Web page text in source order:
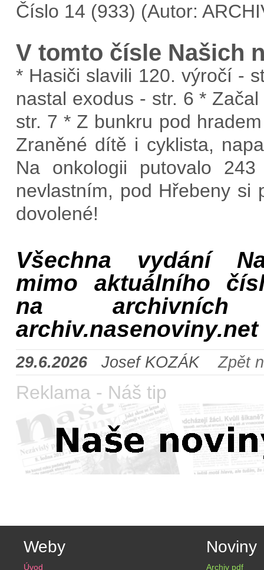
Číslo 14 (933) (Autor:
V tomto čísle Našich
* Hasiči slavili 120. výročí -
nastal exodus - str. 6 *
str. 7 * Z bunkru pod
Zraněné dítě i cyklista,
Na onkologii putovalo
nevlastním, pod Hřebeny si
dovolené!
Všechna vydání
mimo aktuálního
na archivních
archiv.nasenoviny.net
29.6.2026 Josef KOZÁK Zpět
Reklama - Náš tip
Weby
Úvod
Noviny
Archiv pdf